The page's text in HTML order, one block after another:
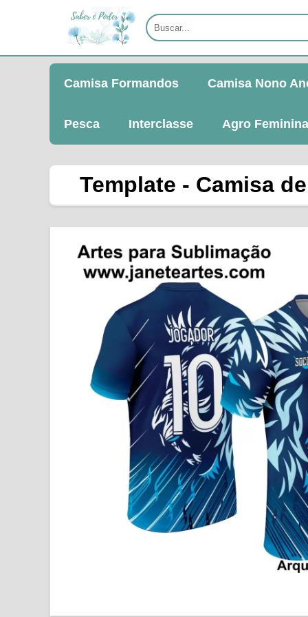
Camisa Formandos Camisa Nono
Pesca Interclasse Agro Feminina
Template - Camisa